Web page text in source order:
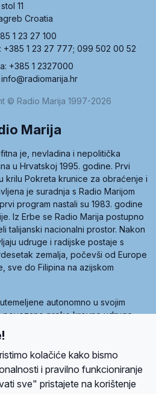
11
Croatia
1 23 27 100
+385 1 23 27 777; 099 502 00 52
+385 1 2327000
© Radio Marija 1997-2026
Marija
je, nevladina i nepolitička
u Hrvatskoj 1995. godine. Prvi
krilu Pokreta krunice za obraćenje i
je suradnja s Radio Marijom
program nastali su 1983. godine
Iz Erbe se Radio Marija postupno
talijanski nacionalni prostor. Nakon
udruge i radijske postaje s
zemalja, počevši od Europe
sve do Filipina na azijskom
autonomno u svojim
povezane preko krovne udruge
utemeljilo je sedam članica, među
Marija.
kolačiće kako bismo
i pravilno funkcioniranje
sve" pristajete na korištenje